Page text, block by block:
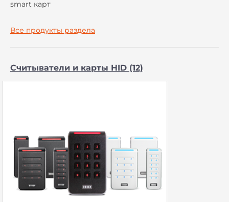
smart карт
Все продукты раздела
Считыватели и карты HID (12)